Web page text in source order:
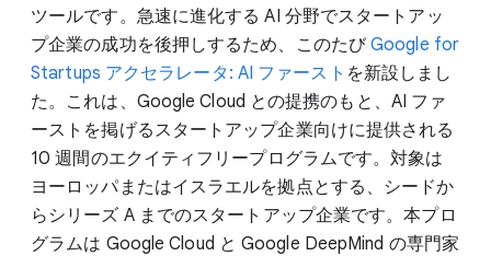
ツールです。急速に進化する AI 分野でスタートアッ
プ企業の成功を後押しするため、このたびGoogle for
Startups アクセラレータ: AI ファースト を新設しまし
た。これは、Google Cloud との提携のもと、AI ファ
ーストを掲げるスタートアップ企業向けに提供される
10 週間のエクイティフリープログラムです。対象は
ヨーロッパまたはイスラエルを拠点とする、シードか
らシリーズ A までのスタートアップ企業です。本プロ
グラムは Google Cloud と Google DeepMind の専門家